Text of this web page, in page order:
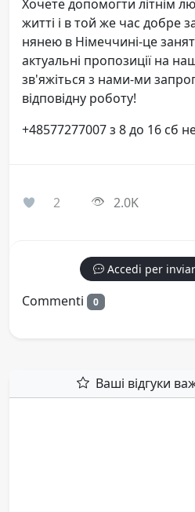
Хочете допомогти літнім
житті і в той же час добре
нянею в Німеччині-це
актуальні пропозиції на
зв'яжіться з нами-ми
відповідну роботу!
+48577277007 з 8 до 16 сб
2 2.0K
Accedi per
Commenti 0
Ваші відгуки